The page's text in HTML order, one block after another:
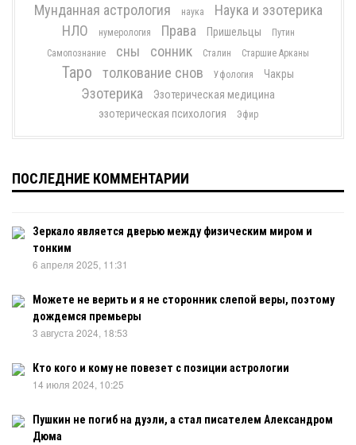
Мунданная астрология наука
Наука и эзотерика
НЛО
нумерология Права Пришельцы
Путин
Самопознание
сны сонник Сталин Старшие Арканы
Таро толкование снов Уфология Чакры
Эзотерика
Эзотерическая медицина
эзотерическая психология
Эфир
ПОСЛЕДНИЕ КОММЕНТАРИИ
Зеркало является дверью между физическим миром и
тонким
6 апреля 2025, 11:31
Можете не верить и я не сторонник слепой веры, поэтому
дождемся премьеры
3 августа 2024, 18:53
Кто кого и кому не повезет с позиции астрологии
14 июля 2024, 10:25
Пушкин не погиб на дуэли, а стал писателем Александром
Дюма